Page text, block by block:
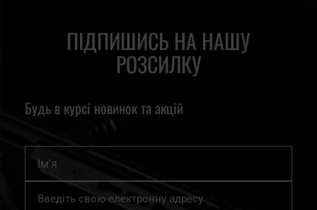
ПІДПИШИСЬ НА НАШУ
РОЗСИЛКУ
Будь в курсі новинок та акцій
Підпишіться